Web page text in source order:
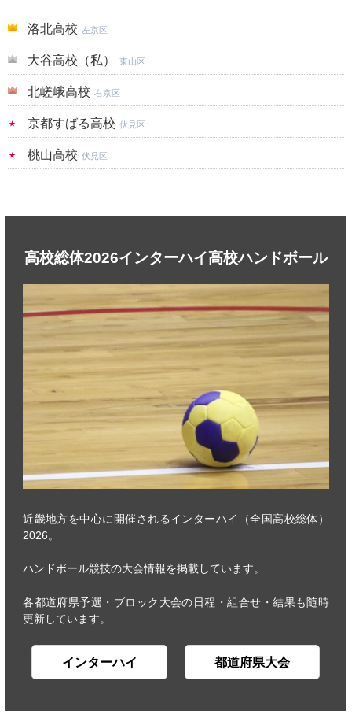
洛北高校 左京区
大谷高校（私） 東山区
北嵯峨高校 右京区
京都すばる高校 伏見区
桃山高校 伏見区
高校総体2026インターハイ高校ハンドボール
近畿地方を中心に開催されるインターハイ（全国高校総体）
2026。
ハンドボール競技の大会情報を掲載しています。
各都道府県予選・ブロック大会の日程・組合せ・結果も随時
更新しています。
インターハイ 都道府県大会